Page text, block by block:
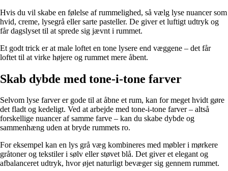
Hvis du vil skabe en følelse af rummelighed, så vælg lyse nuancer som
hvid, creme, lysegrå eller sarte pasteller. De giver et luftigt udtryk og
får dagslyset til at sprede sig jævnt i rummet.
Et godt trick er at male loftet en tone lysere end væggene – det får
loftet til at virke højere og rummet mere åbent.
Skab dybde med tone-i-tone farver
Selvom lyse farver er gode til at åbne et rum, kan for meget hvidt gøre
det fladt og kedeligt. Ved at arbejde med tone-i-tone farver – altså
forskellige nuancer af samme farve – kan du skabe dybde og
sammenhæng uden at bryde rummets ro.
For eksempel kan en lys grå væg kombineres med møbler i mørkere
gråtoner og tekstiler i sølv eller støvet blå. Det giver et elegant og
afbalanceret udtryk, hvor øjet naturligt bevæger sig gennem rummet.